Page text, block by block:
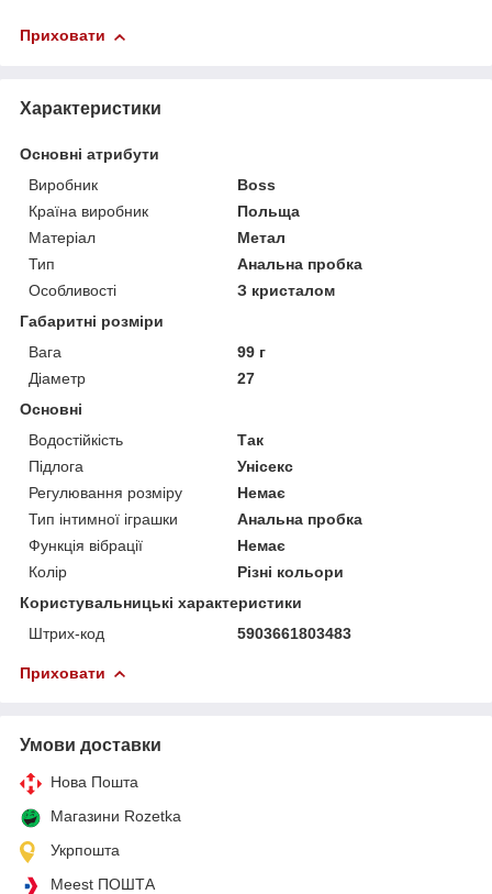
Приховати
Характеристики
Основні атрибути
Виробник
Boss
Країна виробник
Польща
Матеріал
Метал
Тип
Анальна пробка
Особливості
З кристалом
Габаритні розміри
Вага
99 г
Діаметр
27
Основні
Водостійкість
Так
Підлога
Унісекс
Регулювання розміру
Немає
Тип інтимної іграшки
Анальна пробка
Функція вібрації
Немає
Колір
Різні кольори
Користувальницькі характеристики
Штрих-код
5903661803483
Приховати
Умови доставки
Нова Пошта
Магазини Rozetka
Укрпошта
Meest ПОШТА